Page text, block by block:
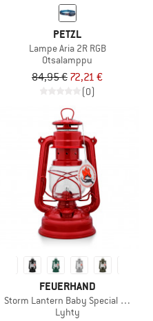
PETZL
Lampe Aria 2R RGB
Otsalamppu
84,95 € 72,21 €
(0)
FEUERHAND
Storm Lantern Baby Special 276
Lyhty